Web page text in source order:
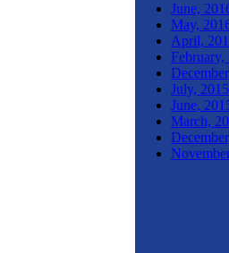
June,
May,
April,
February,
July, 2015
June,
March,